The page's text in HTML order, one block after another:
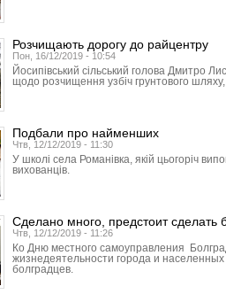
Розчищають дорогу до райцентру
Пон, 16/12/2019 - 10:54
Йосипівський сільський голова Дмитро
щодо розчищення узбіч грунтового
Подбали про найменших
Чтв, 12/12/2019 - 11:30
У школі села Романівка, якій цьогоріч
вихованців.
Сделано много, предстоит сделать
Чтв, 12/12/2019 - 11:26
Ко Дню местного самоуправления
жизнедеятельности города и
болградцев.